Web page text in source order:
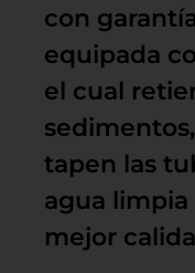
con
equipada
el cual
tapen las
agua
mejor